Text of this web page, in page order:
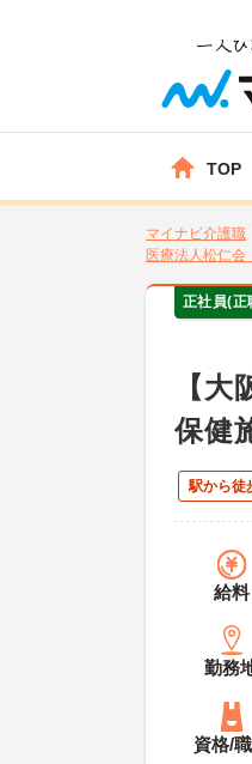
TOP
マイナビ介護職
医療法人松仁
正社員(正
【
保健
駅から徒
給料
勤務
資格/